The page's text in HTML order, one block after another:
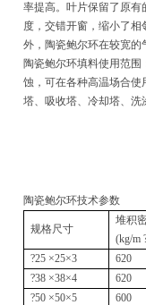
率提高。叶片保留了原有
度，交错开窗，缩小了
外，陶瓷鲍尔环在较宽的
陶瓷鲍尔环填料使用范围
蚀，可在各种高温场合
塔、吸收塔、冷却塔、洗
陶瓷鲍尔环技术参数
规格尺寸
堆积
(kg/m
?25 ×25×3
620
?38 ×38×4
620
?50 ×50×5
600